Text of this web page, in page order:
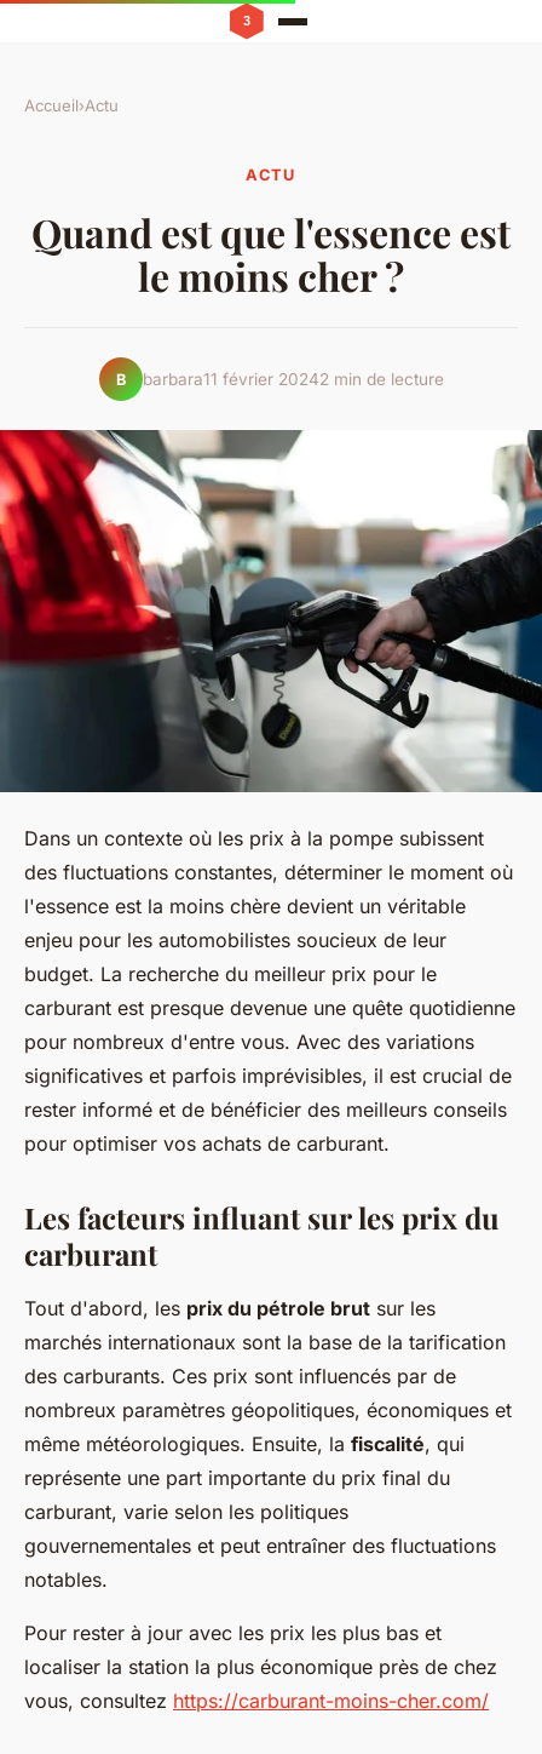
Accueil›Actu
ACTU
Quand est que l'essence est
le moins cher ?
B barbara11 février 20242 min de lecture
Dans un contexte où les prix à la pompe subissent
des fluctuations constantes, déterminer le moment où
l'essence est la moins chère devient un véritable
enjeu pour les automobilistes soucieux de leur
budget. La recherche du meilleur prix pour le
carburant est presque devenue une quête quotidienne
pour nombreux d'entre vous. Avec des variations
significatives et parfois imprévisibles, il est crucial de
rester informé et de bénéficier des meilleurs conseils
pour optimiser vos achats de carburant.
Les facteurs influant sur les prix du
carburant
Tout d'abord, les prix du pétrole brut sur les
marchés internationaux sont la base de la tarification
des carburants. Ces prix sont influencés par de
nombreux paramètres géopolitiques, économiques et
même météorologiques. Ensuite, la fiscalité, qui
représente une part importante du prix final du
carburant, varie selon les politiques
gouvernementales et peut entraîner des fluctuations
notables.
Pour rester à jour avec les prix les plus bas et
localiser la station la plus économique près de chez
vous, consultez https://carburant-moins-cher.com/